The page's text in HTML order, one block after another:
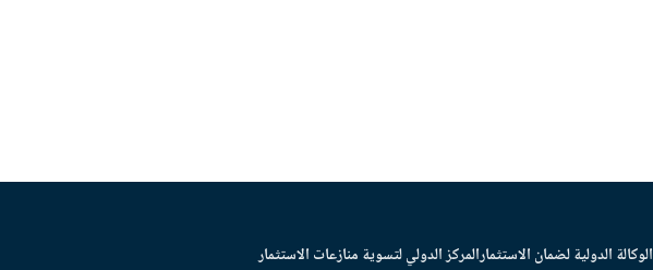
الوكالة الدولية لضمان الاستثمارالمركز الدولي لتسوية منازعات الاستثمار